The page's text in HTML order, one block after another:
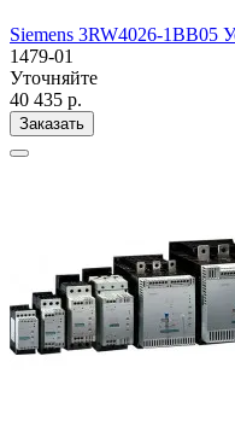
Siemens 3RW4026-1BB05
1479-01
Уточняйте
40 435 р.
Заказать